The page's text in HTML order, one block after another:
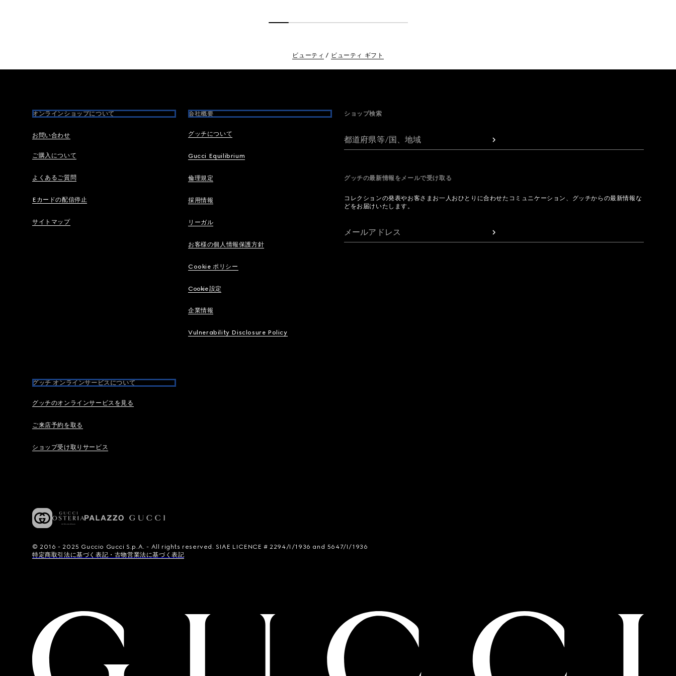
ビューティ ビューティ ギフト
オンラインショップについて
お問い合わせ
ご購入について
よくあるご質問
Eカードの配信停止
サイトマップ
会社概要
グッチについて
Gucci Equilibrium
倫理規定
採用情報
リーガル
お客様の個人情報保護方針
Cookie ポリシー
Cookie 設定
企業情報
Vulnerability Disclosure Policy
グッチ オンラインサービスについて
グッチのオンラインサービスを見る
ご来店予約を取る
ショップ受け取りサービス
ショップ検索
都道府県等/国、地域
グッチの最新情報をメールで受け取る
コレクションの発表やお客さまお一人おひとりに合わせたコミュニケーション、グッチからの最新情報な
どをお届けいたします。
メールアドレス
© 2016 - 2025 Guccio Gucci S.p.A. - All rights reserved. SIAE LICENCE # 2294/I/1936 and 5647/I/1936
特定商取引法に基づく表記・古物営業法に基づく表記